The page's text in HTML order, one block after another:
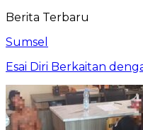
Berita Terbaru
Sumsel
Esai Diri Berkaitan